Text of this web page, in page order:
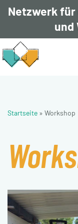
Inhalt
springen
Netzwerk
und
Startseite » Workshop